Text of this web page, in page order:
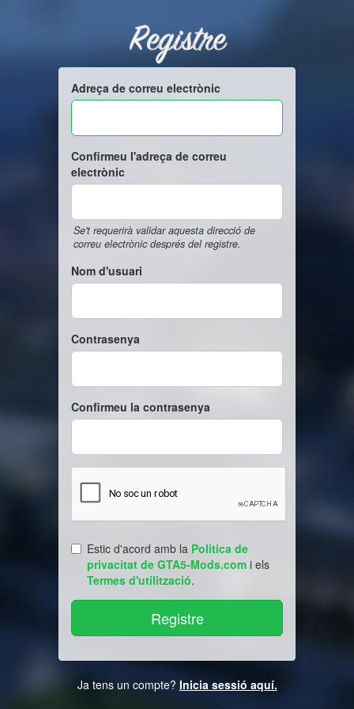
Registre
Adreça de correu electrònic
Confirmeu l'adreça de correu
electrònic
Se't requerirà validar aquesta direcció de
correu electrònic després del registre.
Nom d'usuari
Contrasenya
Confirmeu la contrasenya
Estic d'acord amb la Politica de
privacitat de GTA5-Mods.com i els
Termes d'utilització.
Ja tens un compte? Inicia sessió aquí.